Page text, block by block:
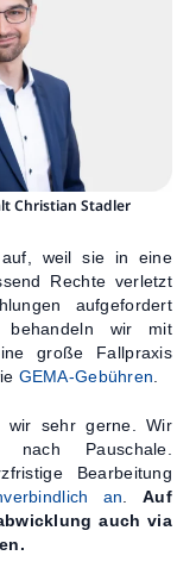
Christian Stadler
auf, weil sie in eine
Rechte verletzt
aufgefordert
behandeln wir mit
große Fallpraxis
GEMA-Gebühren
wir sehr gerne. Wir
nach Pauschale.
Bearbeitung
an .Auf
auch via